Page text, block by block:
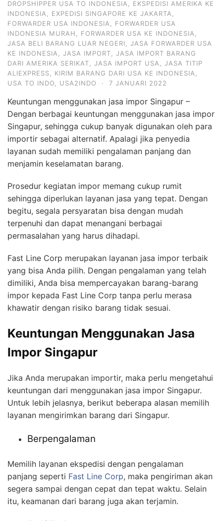
DROPSHIPPER USA TO INDONESIA
EKSPEDISI AMERIKA KE
INDONESIA
EXPEDISI SINGAPORE KE JAKARTA
FORWARDER USA INDONESIA
FORWARDER USA
INDONESIA MURAH
FORWARDER USA KE INDONESIA
JASA BELI BARANG LUAR NEGERI
JASA FORWARDER USA
KE INDONESIA
JASA IMPORT
JASA IMPORT BARANG
DARI AMERIKA SERIKAT
JASA IMPORT USA
JASA TITIP
ALIEXPRESS
KIRIM BARANG DARI USA KE INDONESIA
USA TO INDO
USA2INDO · 7 JANUARI 2022
Keuntungan menggunakan jasa impor Singapur –
Dengan berbagai keuntungan menggunakan jasa impor
Singapur, sehingga cukup banyak digunakan oleh para
importir sebagai alternatif. Apalagi jika penyedia
layanan sudah memiliki pengalaman panjang dan
menjamin keselamatan barang.
Prosedur kegiatan impor memang cukup rumit
sehingga diperlukan layanan jasa yang tepat. Dengan
begitu, segala persyaratan bisa dengan mudah
terpenuhi dan dapat menangani berbagai
permasalahan yang harus dihadapi.
Fast Line Corp merupakan layanan jasa impor terbaik
yang bisa Anda pilih. Dengan pengalaman yang telah
dimiliki, Anda bisa mempercayakan barang-barang
impor kepada Fast Line Corp tanpa perlu merasa
khawatir dengan risiko barang tidak sesuai.
Keuntungan Menggunakan Jasa
Impor Singapur
Jika Anda merupakan importir, maka perlu mengetahui
keuntungan dari menggunakan jasa impor Singapur.
Untuk lebih jelasnya, berikut beberapa alasan memilih
layanan mengirimkan barang dari Singapur.
Berpengalaman
Memilih layanan ekspedisi dengan pengalaman
panjang seperti Fast Line Corp, maka pengiriman akan
segera sampai dengan cepat dan tepat waktu. Selain
itu, keamanan dari barang juga akan terjamin.